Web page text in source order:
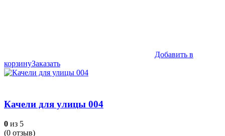
Добавить в
корзинуЗаказать
Качели для улицы 004
0 из 5
(0 отзыв)